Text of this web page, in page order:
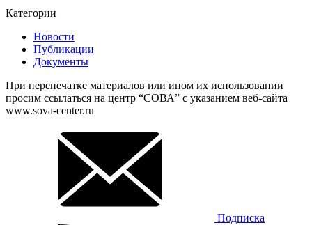
Категории
Новости
Публикации
Документы
При перепечатке материалов или ином их использовании
просим ссылаться на центр “СОВА” с указанием веб-сайта
www.sova-center.ru
Подписка